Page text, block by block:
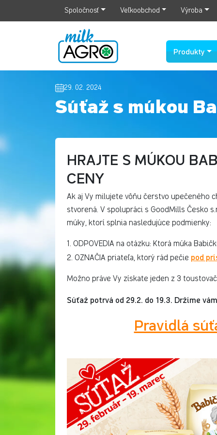
Spoločnosť Veľkoobchod Výroba
Produkty
29. 02. 2024
Súťaž s múkou
HRAJTE S MÚKOU
CENY
Ak aj Vy milujete vôňu čerstvo upečeného
stvorená. V spolupráci s GoodMills Česko
múky, ktorí splnia nasledujúce podmienky:
1. ODPOVEDIA na otázku: Ktorá múka
2. OZNAČIA priateľa, ktorý rád pečie pod
Možno práve Vy získate jeden z 3
Súťaž potrvá od 29.2. do 19.3. Držíme
Pravidlá